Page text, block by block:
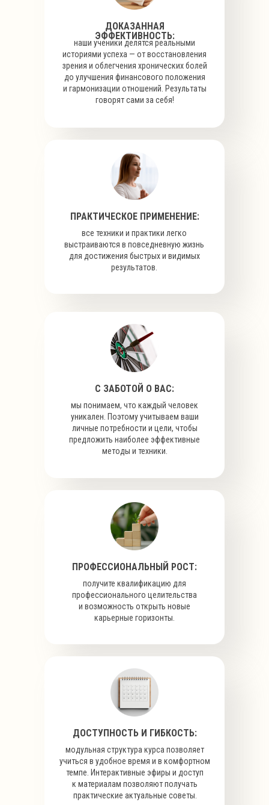
ДОКАЗАННАЯ
ЭФФЕКТИВНОСТЬ:
наши ученики делятся реальными
историями успеха — от восстановления
зрения и облегчения хронических болей
до улучшения финансового положения
и гармонизации отношений. Результаты
говорят сами за себя!
ПРАКТИЧЕСКОЕ ПРИМЕНЕНИЕ:
все техники и практики легко
выстраиваются в повседневную жизнь
для достижения быстрых и видимых
результатов.
С ЗАБОТОЙ О ВАС:
мы понимаем, что каждый человек
уникален. Поэтому учитываем ваши
личные потребности и цели, чтобы
предложить наиболее эффективные
методы и техники.
ПРОФЕССИОНАЛЬНЫЙ РОСТ:
получите квалификацию для
профессионального целительства
и возможность открыть новые
карьерные горизонты.
ДОСТУПНОСТЬ И ГИБКОСТЬ:
модульная структура курса позволяет
учиться в удобное время и в комфортном
темпе. Интерактивные эфиры и доступ
к материалам позволяют получать
практические актуальные советы.